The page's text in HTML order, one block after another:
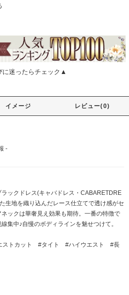
迷ったらチェック▲
イメージ レビュー(0)
-
ックドレス(キャバドレス・CABARETDRE
生地を織り込んだレース仕立てで透け感がセ
ックは華奢見え効果も期待。一番の特徴で
集中♪自慢のボディラインを魅せつけて。
ストカット #タイト #ハイウエスト
#長